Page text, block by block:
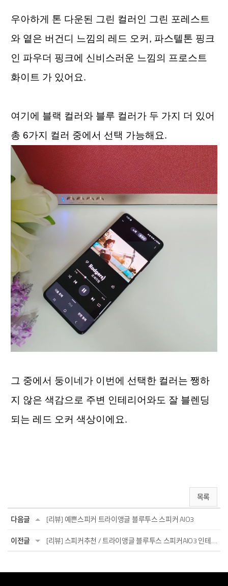
우아하게 톤 다운된 그린 컬러인 그린 포레스트
와 옅은 버건디 느낌의 레드 오커, 파스텔톤 핑크
인 파우더 핑크에 신비스러운 느낌의 프로스트
화이트 가 있어요.
여기에 블랙 컬러와 블루 컬러가 두 가지 더 있어
총 6가지 컬러 중에서 선택 가능해요.
그 중에서 둥이네가 이번에 선택한 컬러는 쨍하
지 않은 색감으로 주변 인테리어와도 잘 블렌딩
되는 레드 오커 색상이에요.
목록
다음글
[리뷰] 예쁜스피커 트라이앵글 블루투스 스피커 AIO3
이전글
[리뷰] 스피커추천 / 트라이앵글 블루투스 스피커AIO3 인테리어 스피커 추천해요